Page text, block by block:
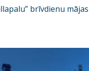
brīvdienu mājas